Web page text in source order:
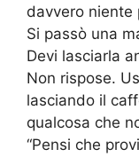
davvero niente
Si passò una
Devi lasciarla
Non rispose.
lasciando il
qualcosa che
“Pensi che